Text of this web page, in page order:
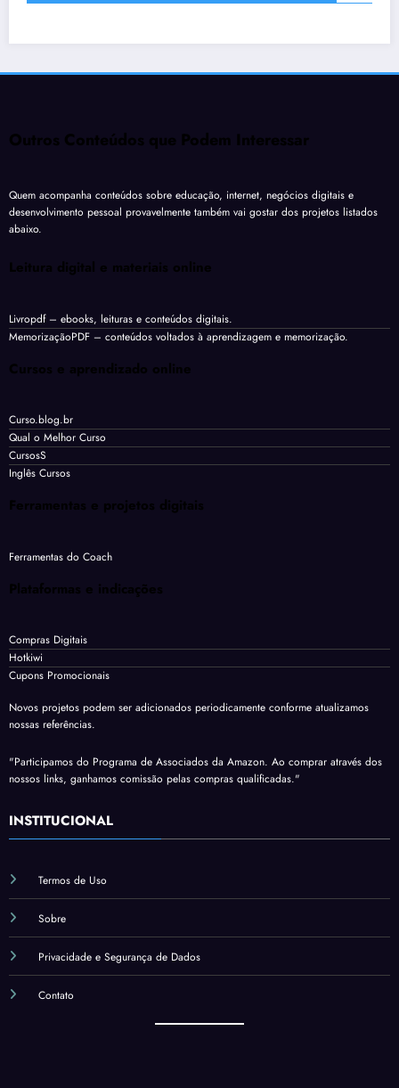
Outros Conteúdos que Podem Interessar
Quem acompanha conteúdos sobre educação, internet, negócios digitais e
desenvolvimento pessoal provavelmente também vai gostar dos projetos listados
abaixo.
Leitura digital e materiais online
Livropdf– ebooks, leituras e conteúdos digitais.
MemorizaçãoPDF – conteúdos voltados à aprendizagem e memorização.
Cursos e aprendizado online
Curso.blog.br
Qual o Melhor Curso
CursosS
Inglês Cursos
Ferramentas e projetos digitais
Ferramentas do Coach
Plataformas e indicações
Compras Digitais
Hotkiwi
Cupons Promocionais
Novos projetos podem ser adicionados periodicamente conforme atualizamos
nossas referências.
"Participamos do Programa de Associados da Amazon. Ao comprar através dos
nossos links, ganhamos comissão pelas compras qualificadas."
INSTITUCIONAL
Termos de Uso
Sobre
Privacidade e Segurança de Dados
Contato